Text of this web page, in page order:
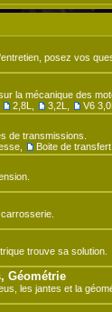
posez vos
la mécanique des
2,8L 3,2L V6
de transmissions.
Boite de transfert
trouve sa solution.
Géométrie
les jantes et la